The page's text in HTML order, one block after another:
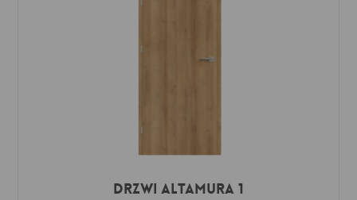
Drzwi Altamura 1